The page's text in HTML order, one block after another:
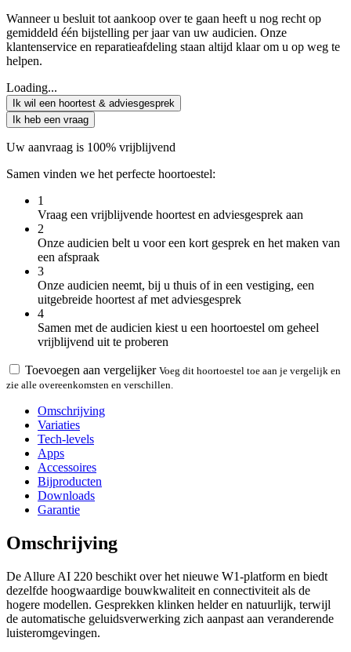
Wanneer u besluit tot aankoop over te gaan heeft u nog recht op
gemiddeld één bijstelling per jaar van uw audicien. Onze
klantenservice en reparatieafdeling staan altijd klaar om u op weg te
helpen.
Loading...
Ik wil een hoortest & adviesgesprek
Ik heb een vraag
Uw aanvraag is 100% vrijblijvend
Samen vinden we het perfecte hoortoestel:
1
Vraag een vrijblijvende hoortest en adviesgesprek aan
2
Onze audicien belt u voor een kort gesprek en het maken van
een afspraak
3
Onze audicien neemt, bij u thuis of in een vestiging, een
uitgebreide hoortest af met adviesgesprek
4
Samen met de audicien kiest u een hoortoestel om geheel
vrijblijvend uit te proberen
Toevoegen aan vergelijker Voeg dit hoortoestel toe aan je vergelijk en
zie alle overeenkomsten en verschillen.
Omschrijving
Variaties
Tech-levels
Apps
Accessoires
Bijproducten
Downloads
Garantie
Omschrijving
De Allure AI 220 beschikt over het nieuwe W1-platform en biedt
dezelfde hoogwaardige bouwkwaliteit en connectiviteit als de
hogere modellen. Gesprekken klinken helder en natuurlijk, terwijl
de automatische geluidsverwerking zich aanpast aan veranderende
luisteromgevingen.